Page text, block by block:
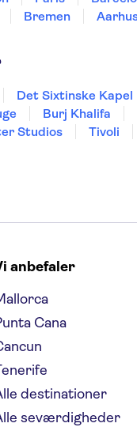
Bremen
Det Sixtinske Kapel
Burj Khalifa
Studios Tivoli
anbefaler
Cana
destinationer
seværdigheder